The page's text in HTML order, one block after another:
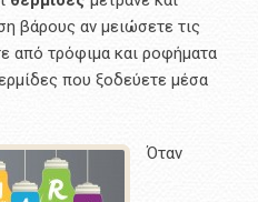
βάρους αν μειώσετε τις
από τρόφιμα και ροφήματα
που ξοδεύετε μέσα
Όταν